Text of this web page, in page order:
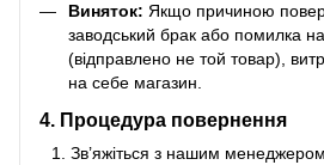
Виняток: Якщо причиною
заводський брак або помилка
(відправлено не той товар),
на себе магазин.
4. Процедура повернення
Зв’яжіться з нашим